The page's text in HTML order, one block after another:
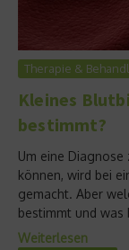
Therapie &
Kleines
bestimmt?
Um eine
können, wird bei
gemacht. Aber
bestimmt und was
Weiterlesen